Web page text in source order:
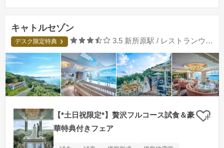
キャトルセゾン
デスク限定特典 口コミ評価
3.5 新所原駅 / レストランウエディング
【*土日祝限定*】贅沢フルコース試食＆豪
華特典付きフェア
クリ